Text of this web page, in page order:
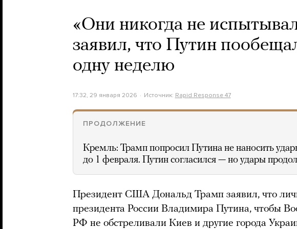
«Они никогда не
заявил, что Путин
одну неделю
17:32, 29 января 2026 Источник: Rapid Response 47
ПРОДОЛЖЕНИЕ
Кремль: Трамп попросил Путина не наносить
до 1 февраля. Путин согласился — но удары
Президент США Дональд Трамп заявил, что
президента России Владимира Путина, чтобы
РФ не обстреливали Киев и другие города